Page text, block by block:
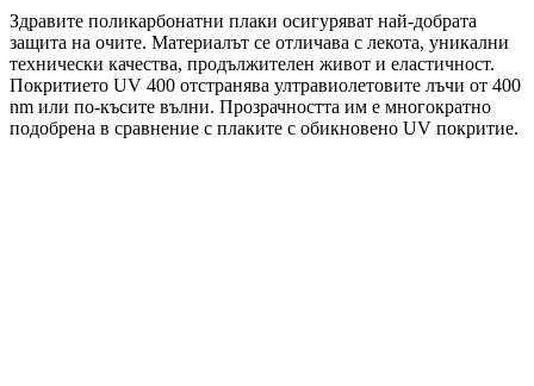
Здравите поликарбонатни плаки осигуряват най-добрата
защита на очите. Материалът се отличава с лекота, уникални
технически качества, продължителен живот и еластичност.
Покритието UV 400 отстранява ултравиолетовите лъчи от 400
nm или по-късите вълни. Прозрачността им е многократно
подобрена в сравнение с плаките с обикновено UV покритие.